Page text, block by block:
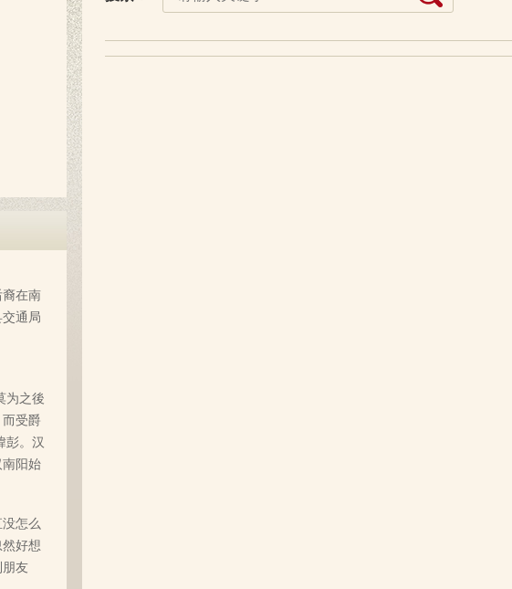
因为
林字
，进
考证
是文
围聚
着一
爷爷
我的
能是
时还
口如
和爷
，很
到爷
失散
生
的生
爷属
道
坐牢
在南
通局
为之後
受爵
彭。汉
阳始
擢授
岑公諱
祖岑
一始
怎么
好想
朋友